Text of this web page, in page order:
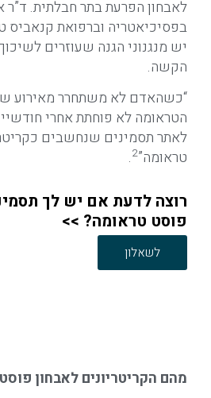
לאבחון הפרעת בתר חבלתית. ד”ר
בפסיכיאטריה וברפואת קנאביס
יש מנגנוני הגנה שעוזרים
הקשה.
“כשהאדם לא משתחרר מאירוע
הטראומה לא פוחתת אחרי
לאתר תסמינים שנחשבים
טראומה”2
.
רוצה לדעת אם יש לך
פוסט טראומה? >>
לשאלון
מהם הקריטריונים לאבחון